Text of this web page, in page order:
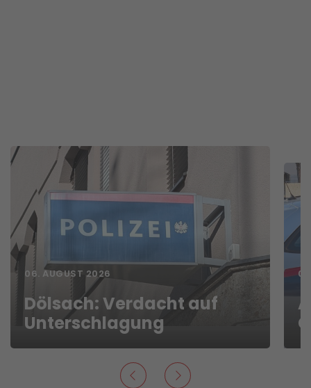
06. AUGUST 2026
Dölsach: Verdacht auf
Unterschlagung